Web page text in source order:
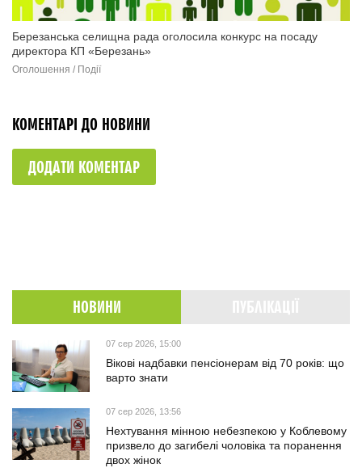
Березанська селищна рада оголосила конкурс на посаду
директора КП «Березань»
Оголошення / Події
КОМЕНТАРІ ДО НОВИНИ
ДОДАТИ КОМЕНТАР
НОВИНИ
07 сер 2026, 15:00
Вікові надбавки пенсіонерам від 70 років: що
варто знати
07 сер 2026, 13:56
Нехтування мінною небезпекою у Коблевому
призвело до загибелі чоловіка та поранення
двох жінок